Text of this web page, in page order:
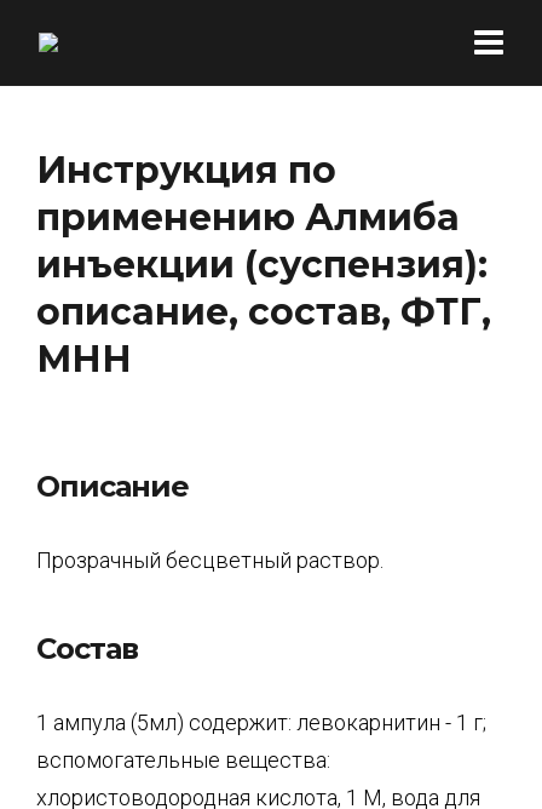
Инструкция по
применению Алмиба
инъекции (суспензия):
описание, состав, ФТГ,
МНН
Описание
Прозрачный бесцветный раствор.
Состав
1 ампула (5мл) содержит: левокарнитин - 1 г;
вспомогательные вещества:
хлористоводородная кислота, 1 М, вода для